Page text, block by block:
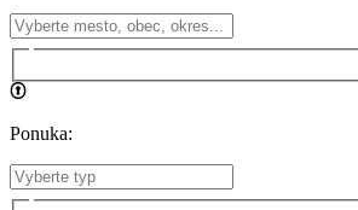
Ponuka: